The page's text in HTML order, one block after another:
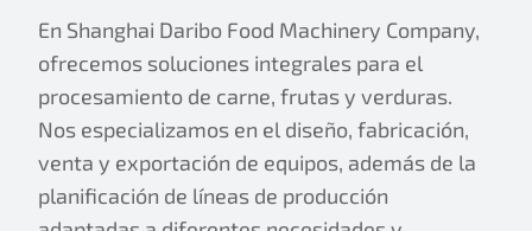
En Shanghai Daribo Food Machinery Company,
ofrecemos soluciones integrales para el
procesamiento de carne, frutas y verduras.
Nos especializamos en el diseño, fabricación,
venta y exportación de equipos, además de la
planificación de líneas de producción